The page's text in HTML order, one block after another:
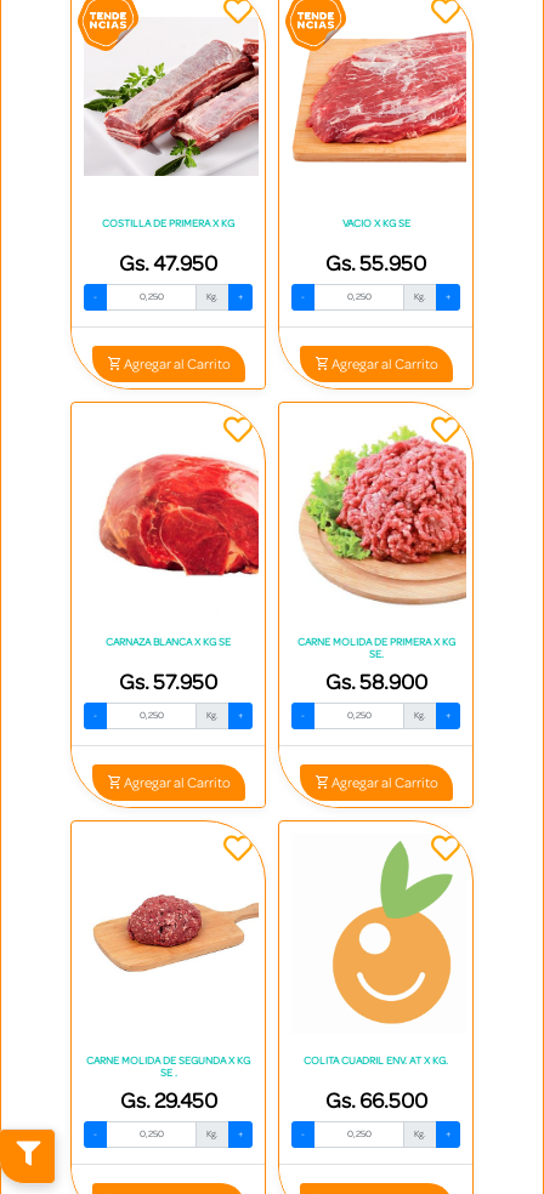
COSTILLA DE PRIMERA X KG
Gs. 47.950
- Kg. +
Agregar al Carrito
VACIO X KG SE
Gs. 55.950
- Kg. +
Agregar al Carrito
CARNAZA BLANCA X KG SE
Gs. 57.950
- Kg. +
Agregar al Carrito
CARNE MOLIDA DE PRIMERA X KG
SE.
Gs. 58.900
- Kg. +
Agregar al Carrito
CARNE MOLIDA DE SEGUNDA X KG
SE .
Gs. 29.450
- Kg. +
COLITA CUADRIL ENV. AT X KG.
Gs. 66.500
- Kg. +